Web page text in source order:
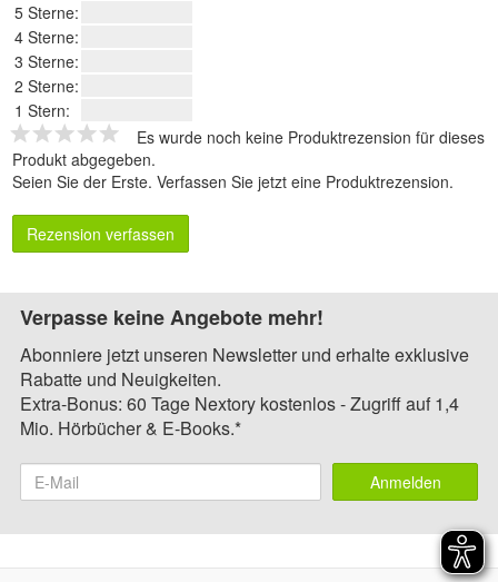
5 Sterne:
4 Sterne:
3 Sterne:
2 Sterne:
1 Stern:
Es wurde noch keine Produktrezension für dieses
Produkt abgegeben.
Seien Sie der Erste. Verfassen Sie jetzt eine Produktrezension.
Rezension verfassen
Verpasse keine Angebote mehr!
Abonniere jetzt unseren Newsletter und erhalte exklusive
Rabatte und Neuigkeiten.
Extra-Bonus: 60 Tage Nextory kostenlos - Zugriff auf 1,4
Mio. Hörbücher & E-Books.*
Anmelden